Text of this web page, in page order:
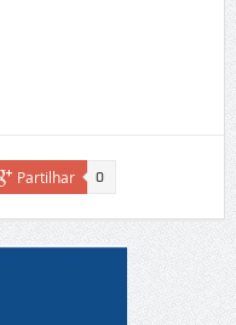
Partilhar 0